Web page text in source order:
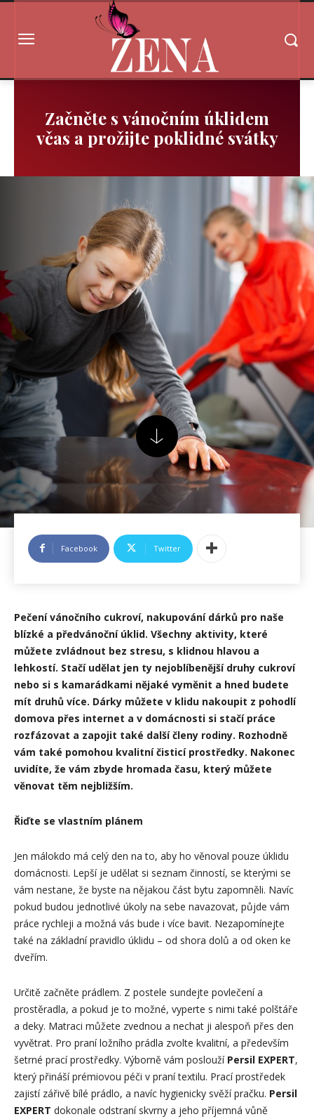
Začněte s vánočním úklidem
včas a prožijte poklidné svátky
Facebook Twitter
Pečení vánočního cukroví, nakupování dárků pro naše
blízké a předvánoční úklid. Všechny aktivity, které
můžete zvládnout bez stresu, s klidnou hlavou a
lehkostí. Stačí udělat jen ty nejoblíbenější druhy cukroví
nebo si s kamarádkami nějaké vyměnit a hned budete
mít druhů více. Dárky můžete v klidu nakoupit z pohodlí
domova přes internet a v domácnosti si stačí práce
rozfázovat a zapojit také další členy rodiny. Rozhodně
vám také pomohou kvalitní čisticí prostředky. Nakonec
uvidíte, že vám zbyde hromada času, který můžete
věnovat těm nejbližším.
Řiďte se vlastním plánem
Jen málokdo má celý den na to, aby ho věnoval pouze úklidu
domácnosti. Lepší je udělat si seznam činností, se kterými se
vám nestane, že byste na nějakou část bytu zapomněli. Navíc
pokud budou jednotlivé úkoly na sebe navazovat, půjde vám
práce rychleji a možná vás bude i více bavit. Nezapomínejte
také na základní pravidlo úklidu – od shora dolů a od oken ke
dveřím.
Určitě začněte prádlem. Z postele sundejte povlečení a
prostěradla, a pokud je to možné, vyperte s nimi také polštáře
a deky. Matraci můžete zvednou a nechat ji alespoň přes den
vyvětrat. Pro praní ložního prádla zvolte kvalitní, a především
šetrné prací prostředky. Výborně vám poslouží Persil EXPERT,
který přináší prémiovou péči v praní textilu. Prací prostředek
zajistí zářivě bílé prádlo, a navíc hygienicky svěží pračku. Persil
EXPERT dokonale odstraní skvrny a jeho příjemná vůně